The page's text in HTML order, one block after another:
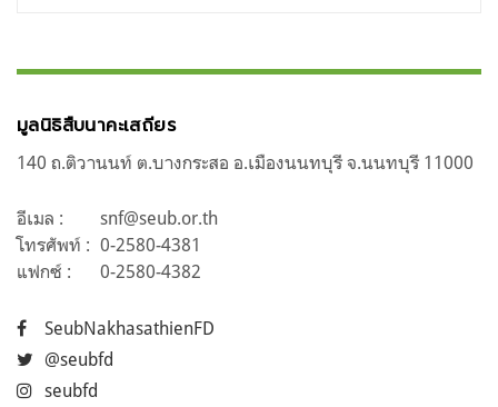
มูลนิธิสืบนาคะเสถียร
140 ถ.ติวานนท์ ต.บางกระสอ อ.เมืองนนทบุรี จ.นนทบุรี 11000
อีเมล :
snf@seub.or.th
โทรศัพท์ : 0-2580-4381
แฟกซ์ :
0-2580-4382
SeubNakhasathienFD
@seubfd
seubfd